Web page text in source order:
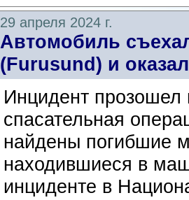
29 апреля 2024 г.
Автомобиль
(Furusund) и
Инцидент прозошел
спасательная
найдены погибшие
находившиеся в
инциденте в